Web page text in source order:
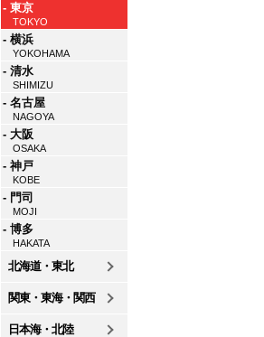
- 東京
TOKYO
- 横浜
YOKOHAMA
- 清水
SHIMIZU
- 名古屋
NAGOYA
- 大阪
OSAKA
- 神戸
KOBE
- 門司
MOJI
- 博多
HAKATA
北海道・東北
関東・東海・関西
日本海・北陸